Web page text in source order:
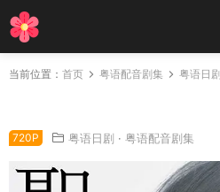
当前位置： 首页 粤语配音剧集 粤语日剧
720P 粤语日剧 · 粤语配音剧集